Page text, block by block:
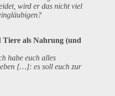
wird er das nicht viel
als Nahrung (und
habe euch alles
[…]: es soll euch zur